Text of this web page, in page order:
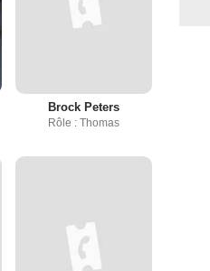
Brock Peters
Rôle : Thomas